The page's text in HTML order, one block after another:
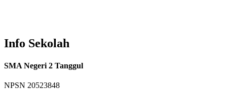
Info Sekolah
SMA Negeri 2 Tanggul
NPSN 20523848